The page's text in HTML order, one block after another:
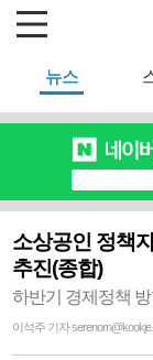
뉴스
소상공인 정책
추진(종합)
하반기 경제정책
이석주 기자